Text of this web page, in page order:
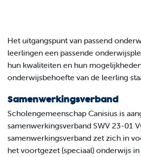
Het uitgangspunt van passend
leerlingen een passende
hun kwaliteiten en hun
onderwijsbehoefte van de leerling
Samenwerkingsverband
Scholengemeenschap Canisius is
samenwerkingsverband SWV 23-01
samenwerkingsverband zet zich in
het voortgezet (speciaal) onderwijs